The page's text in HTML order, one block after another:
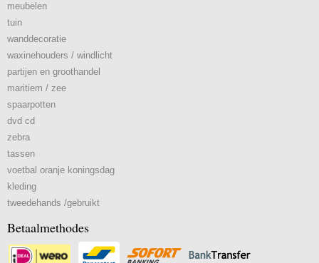
meubelen
tuin
wanddecoratie
waxinehouders / windlicht
partijen en groothandel
maritiem / zee
spaarpotten
dvd cd
zebra
tassen
voetbal oranje koningsdag
kleding
tweedehands /gebruikt
Betaalmethodes